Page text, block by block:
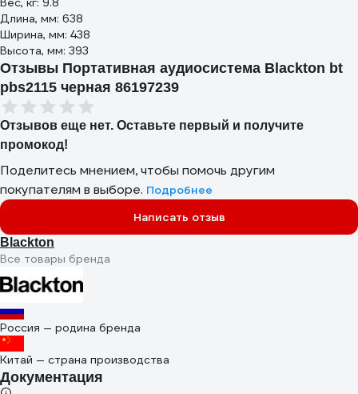
Длина, мм: 638
Ширина, мм: 438
Высота, мм: 393
Отзывы Портативная аудиосистема Blackton bt
pbs2115 черная 86197239
Отзывов еще нет. Оставьте первый и получите
промокод!
Поделитесь мнением, чтобы помочь другим
покупателям в выборе. Подробнее
Написать отзыв
Blackton
Все товары бренда
Россия — родина бренда
Китай — страна производства
Документация